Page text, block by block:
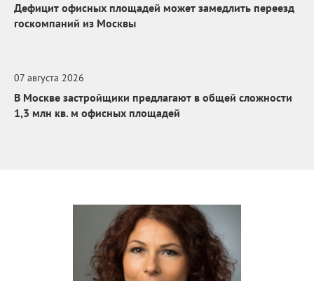
Дефицит офисных площадей может замедлить переезд
госкомпаний из Москвы
07 августа 2026
В Москве застройщики предлагают в общей сложности
1,3 млн кв. м офисных площадей